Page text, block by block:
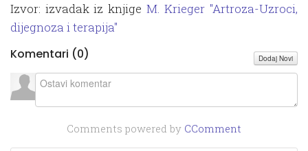
Izvor: izvadak iz knjige M. Krieger "Artroza-Uzroci,
dijegnoza i terapija"
Komentari (0) Dodaj Novi
Comments powered by CComment